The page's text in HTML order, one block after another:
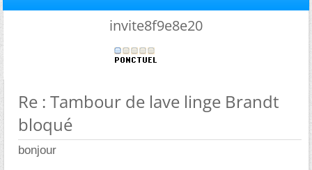
invite8f9e8e20
Re : Tambour de lave linge Brandt
bloqué
bonjour